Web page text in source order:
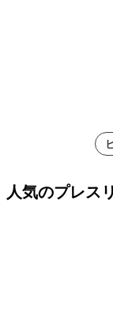
人気のプレス